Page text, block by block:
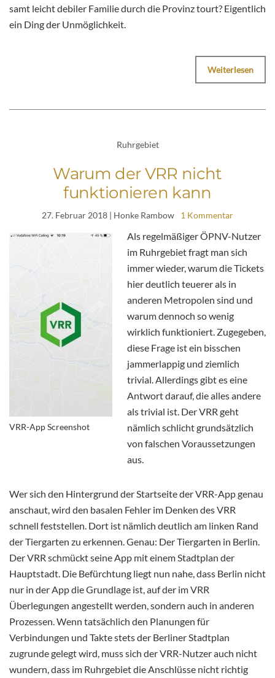
samt leicht debiler Familie durch die Provinz tourt? Eigentlich
ein Ding der Unmöglichkeit.
Weiterlesen
Ruhrgebiet
Warum der VRR nicht
funktionieren kann
27. Februar 2018 | Honke Rambow 1 Kommentar
VRR-App Screenshot
Als regelmäßiger ÖPNV-Nutzer
im Ruhrgebiet fragt man sich
immer wieder, warum die Tickets
hier deutlich teuerer als in
anderen Metropolen sind und
warum dennoch so wenig
wirklich funktioniert. Zugegeben,
diese Frage ist ein bisschen
jammerlappig und ziemlich
trivial. Allerdings gibt es eine
Antwort darauf, die alles andere
als trivial ist. Der VRR geht
nämlich schlicht grundsätzlich
von falschen Voraussetzungen
aus.
Wer sich den Hintergrund der Startseite der VRR-App genau
anschaut, wird den basalen Fehler im Denken des VRR
schnell feststellen. Dort ist nämlich deutlich am linken Rand
der Tiergarten zu erkennen. Genau: Der Tiergarten in Berlin.
Der VRR schmückt seine App mit einem Stadtplan der
Hauptstadt. Die Befürchtung liegt nun nahe, dass Berlin nicht
nur in der App die Grundlage ist, auf der im VRR
Überlegungen angestellt werden, sondern auch in anderen
Prozessen. Wenn tatsächlich den Planungen für
Verbindungen und Takte stets der Berliner Stadtplan
zugrunde gelegt wird, muss sich der VRR-Nutzer auch nicht
wundern, dass im Ruhrgebiet die Anschlüsse nicht richtig